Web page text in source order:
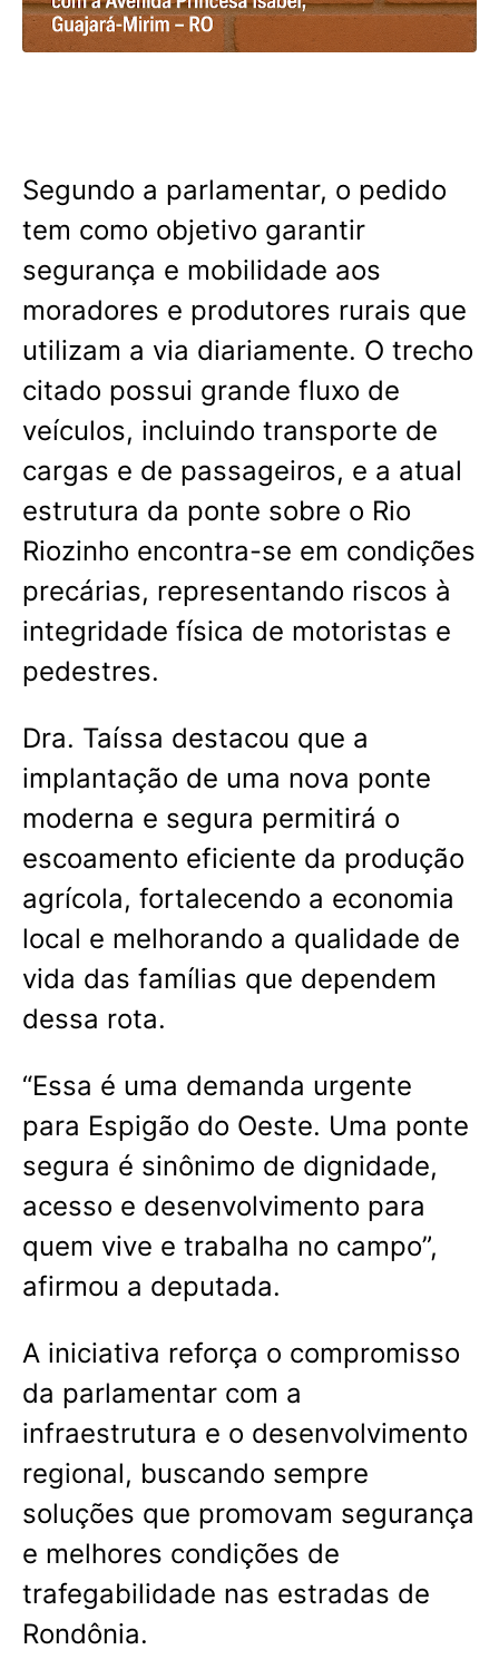
Segundo a parlamentar, o pedido
tem como objetivo garantir
segurança e mobilidade aos
moradores e produtores rurais que
utilizam a via diariamente. O trecho
citado possui grande fluxo de
veículos, incluindo transporte de
cargas e de passageiros, e a atual
estrutura da ponte sobre o Rio
Riozinho encontra-se em condições
precárias, representando riscos à
integridade física de motoristas e
pedestres.
Dra. Taíssa destacou que a
implantação de uma nova ponte
moderna e segura permitirá o
escoamento eficiente da produção
agrícola, fortalecendo a economia
local e melhorando a qualidade de
vida das famílias que dependem
dessa rota.
“Essa é uma demanda urgente
para Espigão do Oeste. Uma ponte
segura é sinônimo de dignidade,
acesso e desenvolvimento para
quem vive e trabalha no campo”,
afirmou a deputada.
A iniciativa reforça o compromisso
da parlamentar com a
infraestrutura e o desenvolvimento
regional, buscando sempre
soluções que promovam segurança
e melhores condições de
trafegabilidade nas estradas de
Rondônia.